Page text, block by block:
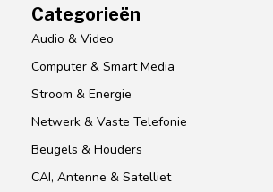
Categorieën
Audio & Video
Computer & Smart Media
Stroom & Energie
Netwerk & Vaste Telefonie
Beugels & Houders
CAI, Antenne & Satelliet